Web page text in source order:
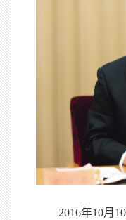
2016年10月